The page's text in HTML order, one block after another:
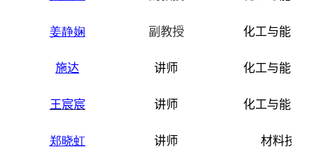
姜静娴 副教授 化工与能源
施达 讲师 化工与能源
王宸宸 讲师 化工与能源
郑晓虹 讲师 材料技术